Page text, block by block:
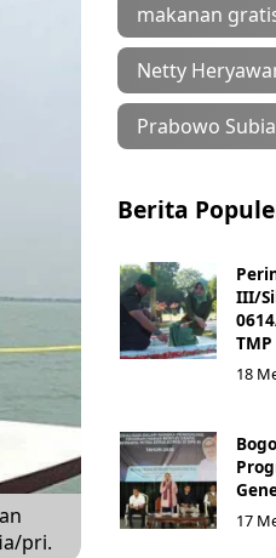
pri.
makanan
Netty
Prabowo
Berita
III/
18
17